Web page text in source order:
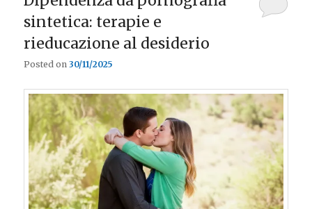
sintetica: terapie e
rieducazione al desiderio
Posted on30/11/2025